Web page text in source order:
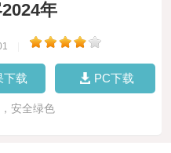
年
下载 PC下载
安全绿色